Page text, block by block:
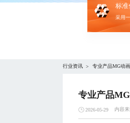
标准
采用
行业资讯 > 专业产品MG动
专业产品
2026-05-29 内容